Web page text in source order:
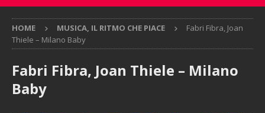
HOME MUSICA, IL RITMO CHE PIACE
Fabri Fibra, Joan
Thiele – Milano Baby
Fabri Fibra, Joan Thiele – Milano
Baby